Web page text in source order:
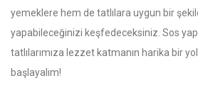
yemeklere hem de tatlılara uygun bir
yapabileceğinizi keşfedeceksiniz. Sos
tatlılarımıza lezzet katmanın harika bir
başlayalım!